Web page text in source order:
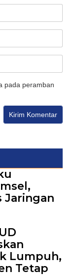
pada peramban
Jaringan
Lumpuh,
Tetap